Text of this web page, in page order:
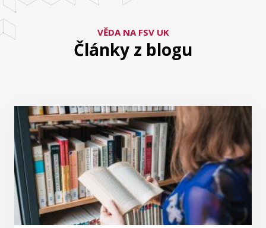
VĚDA NA FSV UK
Články z blogu